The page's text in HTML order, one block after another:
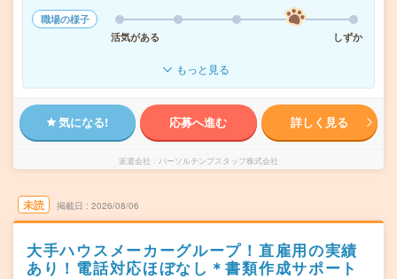
職場の様子
活気がある
しずか
もっと見る
気になる! 応募へ進む 詳しく見る
派遣会社 パーソルテンプスタッフ株式会社
未読 掲載日 2026/08/06
大手ハウスメーカーグループ！直雇用の実績
あり！電話対応ほぼなし＊書類作成サポート